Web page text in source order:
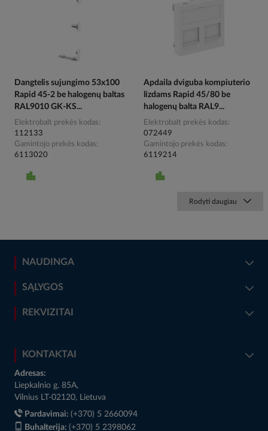
Dangtelis sujungimo 53x100
Rapid 45-2 be halogenų baltas
RAL9010 GK-KS...
Elektrobalt prekės kodas
112133
Gamintojo prekės kodas
6113020
Apdaila dviguba kompiuterio
lizdams Rapid 45/80 be
halogenų balta RAL9...
Elektrobalt prekės kodas
072449
Gamintojo prekės kodas
6119214
Rodyti daugiau
NAUDINGA
SĄLYGOS
REKVIZITAI
KONTAKTAI
Adresas:
Liepkalnio g. 85A,
Vilnius LT-02120, Lietuva
Pardavimai: (+370) 5 2660094
Buhalterija: (+370) 5 2398062